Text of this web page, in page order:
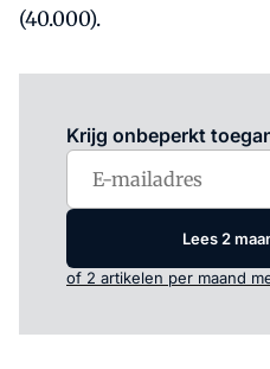
(40.000).
Krijg onbeperkt
Lees 2
of 2 artikelen per maand